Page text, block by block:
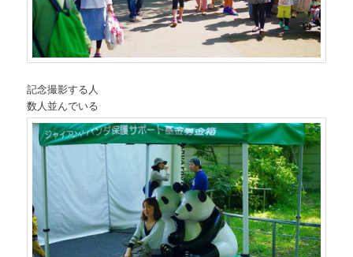
記念撮影する人
数人並んでいる